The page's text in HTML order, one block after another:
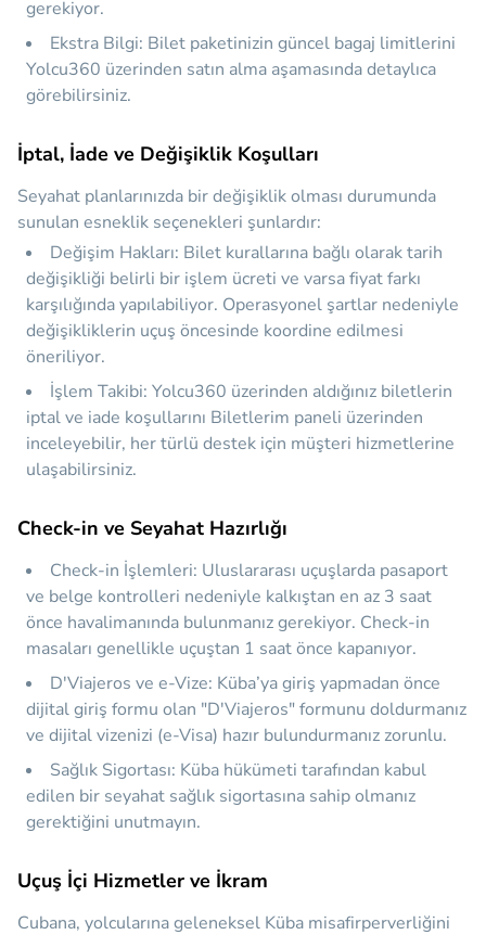
gerekiyor.
Ekstra Bilgi: Bilet paketinizin güncel bagaj limitlerini
Yolcu360 üzerinden satın alma aşamasında detaylıca
görebilirsiniz.
İptal, İade ve Değişiklik Koşulları
Seyahat planlarınızda bir değişiklik olması durumunda
sunulan esneklik seçenekleri şunlardır:
Değişim Hakları: Bilet kurallarına bağlı olarak tarih
değişikliği belirli bir işlem ücreti ve varsa fiyat farkı
karşılığında yapılabiliyor. Operasyonel şartlar nedeniyle
değişikliklerin uçuş öncesinde koordine edilmesi
öneriliyor.
İşlem Takibi: Yolcu360 üzerinden aldığınız biletlerin
iptal ve iade koşullarını Biletlerim paneli üzerinden
inceleyebilir, her türlü destek için müşteri hizmetlerine
ulaşabilirsiniz.
Check-in ve Seyahat Hazırlığı
Check-in İşlemleri: Uluslararası uçuşlarda pasaport
ve belge kontrolleri nedeniyle kalkıştan en az 3 saat
önce havalimanında bulunmanız gerekiyor. Check-in
masaları genellikle uçuştan 1 saat önce kapanıyor.
D'Viajeros ve e-Vize: Küba’ya giriş yapmadan önce
dijital giriş formu olan "D'Viajeros" formunu doldurmanız
ve dijital vizenizi (e-Visa) hazır bulundurmanız zorunlu.
Sağlık Sigortası: Küba hükümeti tarafından kabul
edilen bir seyahat sağlık sigortasına sahip olmanız
gerektiğini unutmayın.
Uçuş İçi Hizmetler ve İkram
Cubana, yolcularına geleneksel Küba misafirperverliğini